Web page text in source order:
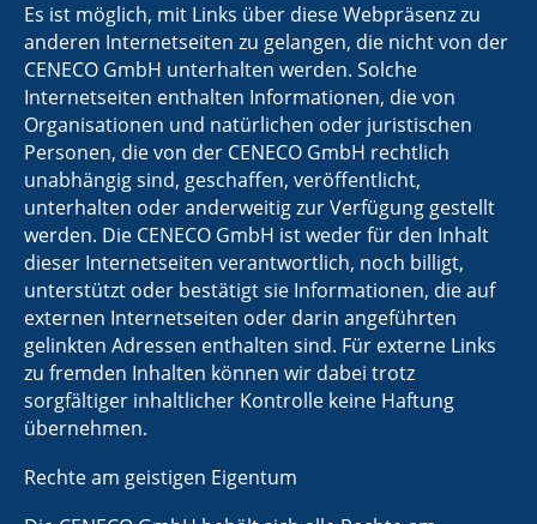
Es ist möglich, mit Links über diese Webpräsenz zu
anderen Internetseiten zu gelangen, die nicht von der
CENECO GmbH unterhalten werden. Solche
Internetseiten enthalten Informationen, die von
Organisationen und natürlichen oder juristischen
Personen, die von der CENECO GmbH rechtlich
unabhängig sind, geschaffen, veröffentlicht,
unterhalten oder anderweitig zur Verfügung gestellt
werden. Die CENECO GmbH ist weder für den Inhalt
dieser Internetseiten verantwortlich, noch billigt,
unterstützt oder bestätigt sie Informationen, die auf
externen Internetseiten oder darin angeführten
gelinkten Adressen enthalten sind. Für externe Links
zu fremden Inhalten können wir dabei trotz
sorgfältiger inhaltlicher Kontrolle keine Haftung
übernehmen.
Rechte am geistigen Eigentum